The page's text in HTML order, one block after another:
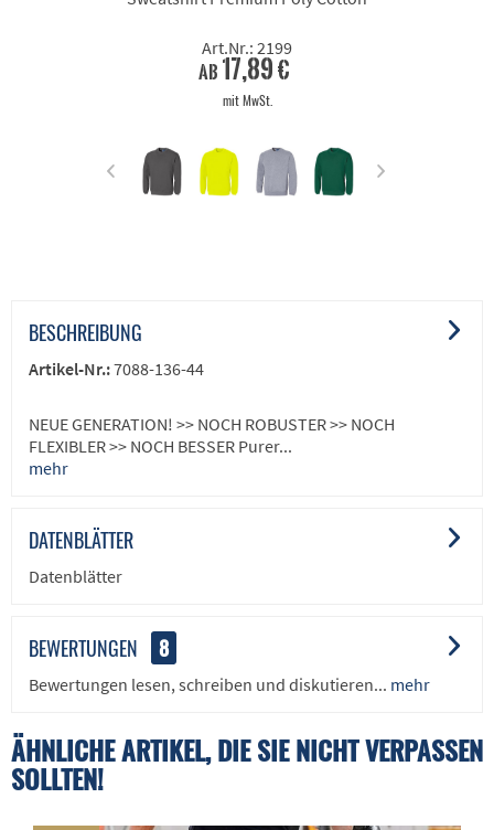
Art.Nr.: 2199
ab 17,89 €
mit MwSt.
BESCHREIBUNG
Artikel-Nr.:7088-136-44
NEUE GENERATION! >> NOCH ROBUSTER >> NOCH
FLEXIBLER >> NOCH BESSER Purer...
mehr
DATENBLÄTTER
Datenblätter
BEWERTUNGEN 8
Bewertungen lesen, schreiben und diskutieren... mehr
ÄHNLICHE ARTIKEL, DIE SIE NICHT VERPASSEN
SOLLTEN!